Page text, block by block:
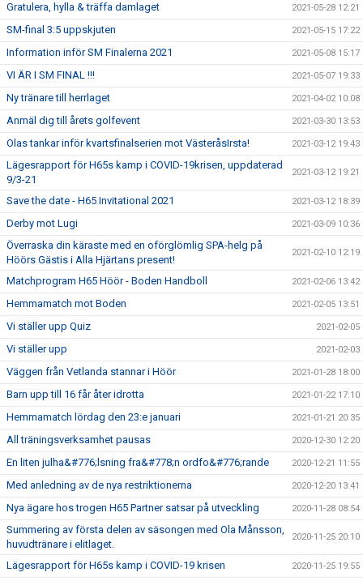
Gratulera, hylla & träffa damlaget 2021-05-28 12:21
SM-final 3:5 uppskjuten 2021-05-15 17:22
Information inför SM Finalerna 2021 2021-05-08 15:17
VI ÄR I SM FINAL !!! 2021-05-07 19:33
Ny tränare till herrlaget 2021-04-02 10:08
Anmäl dig till årets golfevent 2021-03-30 13:53
Olas tankar inför kvartsfinalserien mot VästeråsIrsta! 2021-03-12 19:43
Lägesrapport för H65s kamp i COVID-19krisen, uppdaterad
9/3-21
2021-03-12 19:21
Save the date - H65 Invitational 2021 2021-03-12 18:39
Derby mot Lugi 2021-03-09 10:36
Överraska din käraste med en oförglömlig SPA-helg på
Höörs Gästis i Alla Hjärtans present!
2021-02-10 12:19
Matchprogram H65 Höör - Boden Handboll 2021-02-06 13:42
Hemmamatch mot Boden 2021-02-05 13:51
Vi ställer upp Quiz 2021-02-05
Vi ställer upp 2021-02-03
Väggen från Vetlanda stannar i Höör 2021-01-28 18:00
Barn upp till 16 får åter idrotta 2021-01-22 17:10
Hemmamatch lördag den 23:e januari 2021-01-21 20:35
All träningsverksamhet pausas 2020-12-30 12:20
En liten julha&#776;lsning fra&#778;n ordfo&#776;rande 2020-12-21 11:55
Med anledning av de nya restriktionerna 2020-12-20 13:41
Nya ägare hos trogen H65 Partner satsar på utveckling 2020-11-28 08:54
Summering av första delen av säsongen med Ola Månsson,
huvudtränare i elitlaget.
2020-11-25 20:10
Lägesrapport för H65s kamp i COVID-19 krisen 2020-11-25 19:55